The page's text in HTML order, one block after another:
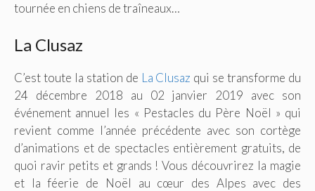
tournée en chiens de traîneaux…
La Clusaz
C’est toute la station de La Clusaz qui se transforme du
24 décembre 2018 au 02 janvier 2019 avec son
événement annuel les « Pestacles du Père Noël » qui
revient comme l’année précédente avec son cortège
d’animations et de spectacles entièrement gratuits, de
quoi ravir petits et grands ! Vous découvrirez la magie
et la féerie de Noël au cœur des Alpes avec des